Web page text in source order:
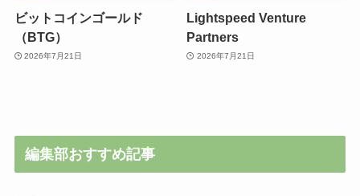
ビットコインゴールド
（BTG）
2026年7月21日
Lightspeed Venture
Partners
2026年7月21日
編集部おすすめ記事